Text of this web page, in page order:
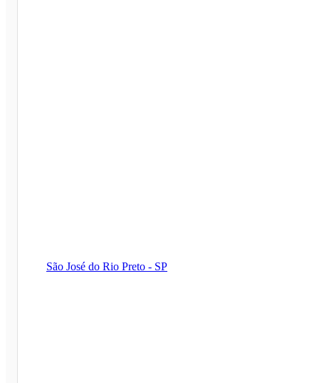
São José do Rio Preto - SP